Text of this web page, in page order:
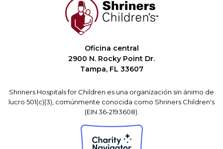
Oficina central
2900 N. Rocky Point Dr.
Tampa, FL 33607
Shriners Hospitals for Children es una organización sin ánimo de
lucro 501(c)(3), comúnmente conocida como Shriners Children's
(EIN 36-2193608).